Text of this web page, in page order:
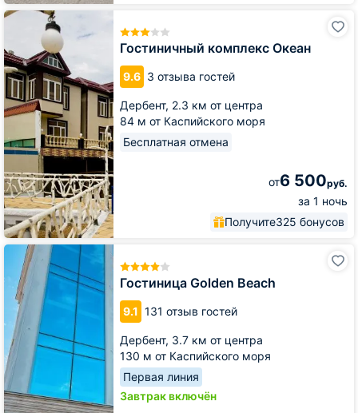
Гостиничный комплекс Океан
9.6 3 отзыва гостей
Дербент, 2.3 км от центра
84 м от Каспийского моря
Бесплатная отмена
от6 500руб.
за 1 ночь
Получите325 бонусов
Гостиничный
комплекс
Гостиница Golden Beach
9.1 131 отзыв гостей
Дербент, 3.7 км от центра
130 м от Каспийского моря
Первая линия
Завтрак включён
Гостиница
Golden
Beach